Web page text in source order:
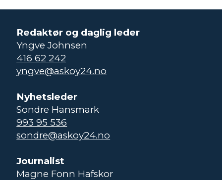
Redaktør og daglig leder
Yngve Johnsen
416 62 242
yngve@askoy24.no
Nyhetsleder
Sondre Hansmark
993 95 536
sondre@askoy24.no
Journalist
Magne Fonn Hafskor